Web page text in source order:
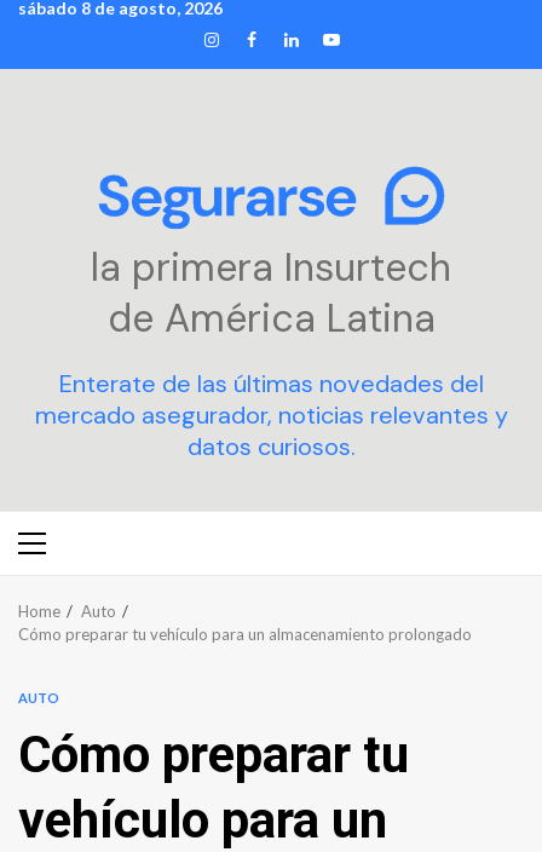
Skip
content
sábado 8 de agosto, 2026
INSTAGRAM
FACEBOOK
LINKEDIN
YOUTUBE
la primera Insurtech
de América Latina
Enterate de las últimas novedades del
mercado asegurador, noticias relevantes y
datos curiosos.
Primary
Home
Auto
Cómo preparar tu vehículo para un almacenamiento prolongado
AUTO
Cómo preparar tu
vehículo para un